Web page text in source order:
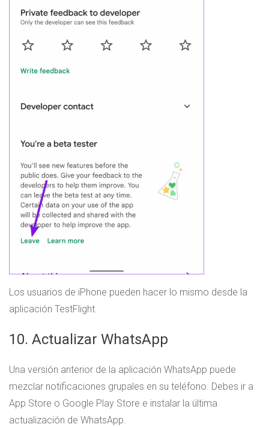
Los usuarios de iPhone pueden hacer lo mismo desde la
aplicación TestFlight.
10. Actualizar WhatsApp
Una versión anterior de la aplicación WhatsApp puede
mezclar notificaciones grupales en su teléfono. Debes ir a
App Store o Google Play Store e instalar la última
actualización de WhatsApp.